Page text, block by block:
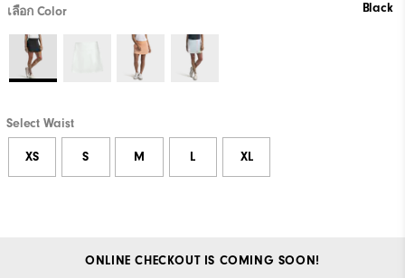
เลือก Color Black
Select Waist
XS S M L XL
ONLINE CHECKOUT IS COMING SOON!